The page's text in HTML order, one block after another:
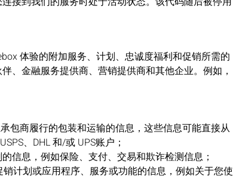
体验的附加服务、计划、忠诚度福利和促销所需的
、金融服务提供商、营销提供商和其他企业。例如，
包商履行的包装和运输的信息，这些信息可能直接从
、DHL 和/或 UPS账户；
信息，例如保险、支付、交易和欺诈检测信息；
计划或应用程序、服务或功能的信息，例如关于您使